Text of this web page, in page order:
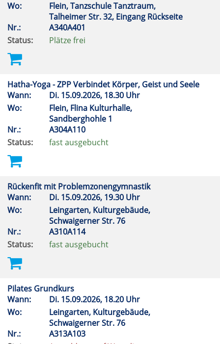
Wo:
Flein, Tanzschule Tanztraum,
Talheimer Str. 32, Eingang Rückseite
Nr.:
A340A401
Status:
Plätze frei
Hatha-Yoga - ZPP Verbindet Körper, Geist und Seele
Wann:
Di. 15.09.2026, 18.30 Uhr
Wo:
Flein, Flina Kulturhalle,
Sandberghohle 1
Nr.:
A304A110
Status:
fast ausgebucht
Rückenfit mit Problemzonengymnastik
Wann:
Di. 15.09.2026, 19.30 Uhr
Wo:
Leingarten, Kulturgebäude,
Schwaigerner Str. 76
Nr.:
A310A114
Status:
fast ausgebucht
Pilates Grundkurs
Wann:
Di. 15.09.2026, 18.20 Uhr
Wo:
Leingarten, Kulturgebäude,
Schwaigerner Str. 76
Nr.:
A313A103